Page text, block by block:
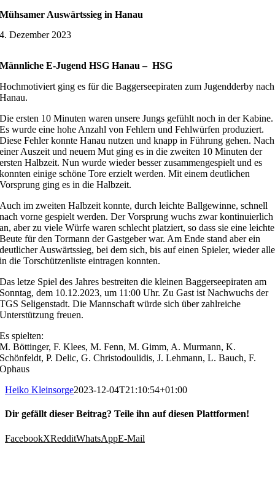
Mühsamer Auswärtssieg in Hanau
4. Dezember 2023
Männliche E-Jugend HSG Hanau – HSG
Hochmotiviert ging es für die Baggerseepiraten zum Jugendderby nach
Hanau.
Die ersten 10 Minuten waren unsere Jungs gefühlt noch in der Kabine.
Es wurde eine hohe Anzahl von Fehlern und Fehlwürfen produziert.
Diese Fehler konnte Hanau nutzen und knapp in Führung gehen. Nach
einer Auszeit und neuem Mut ging es in die zweiten 10 Minuten der
ersten Halbzeit. Nun wurde wieder besser zusammengespielt und es
konnten einige schöne Tore erzielt werden. Mit einem deutlichen
Vorsprung ging es in die Halbzeit.
Auch im zweiten Halbzeit konnte, durch leichte Ballgewinne, schnell
nach vorne gespielt werden. Der Vorsprung wuchs zwar kontinuierlich
an, aber zu viele Würfe waren schlecht platziert, so dass sie eine leichte
Beute für den Tormann der Gastgeber war. Am Ende stand aber ein
deutlicher Auswärtssieg, bei dem sich, bis auf einen Spieler, wieder alle
in die Torschützenliste eintragen konnten.
Das letze Spiel des Jahres bestreiten die kleinen Baggerseepiraten am
Sonntag, dem 10.12.2023, um 11:00 Uhr. Zu Gast ist Nachwuchs der
TGS Seligenstadt. Die Mannschaft würde sich über zahlreiche
Unterstützung freuen.
Es spielten:
M. Böttinger, F. Klees, M. Fenn, M. Gimm, A. Murmann, K.
Schönfeldt, P. Delic, G. Christodoulidis, J. Lehmann, L. Bauch, F.
Ophaus
Heiko Kleinsorge2023-12-04T21:10:54+01:00
Dir gefällt dieser Beitrag? Teile ihn auf diesen Plattformen!
FacebookXRedditWhatsAppE-Mail